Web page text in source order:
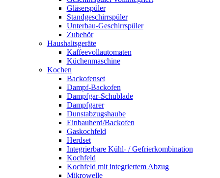
Gläserspüler
Standgeschirrspüler
Unterbau-Geschirrspüler
Zubehör
Haushaltsgeräte
Kaffeevollautomaten
Küchenmaschine
Kochen
Backofenset
Dampf-Backofen
Dampfgar-Schublade
Dampfgarer
Dunstabzugshaube
Einbauherd/Backofen
Gaskochfeld
Herdset
Integrierbare Kühl- / Gefrierkombination
Kochfeld
Kochfeld mit integriertem Abzug
Mikrowelle